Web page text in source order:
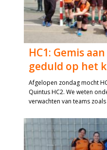
HC1: Gemis
geduld op het
Afgelopen zondag mocht
Quintus HC2. We weten
verwachten van teams zoals